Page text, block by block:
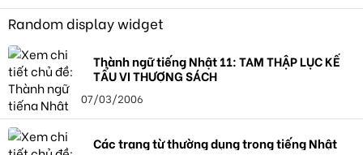
Random display widget
Thành ngữ tiếng Nhật 11: TAM THẬP LỤC KẾ
TẨU VI THƯỢNG SÁCH
07/03/2006
Các trạng từ thường dụng trong tiếng Nhật